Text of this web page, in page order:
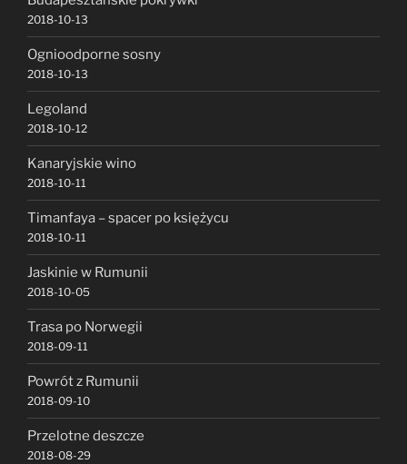
2018-10-13
Ognioodporne sosny
2018-10-13
Legoland
2018-10-12
Kanaryjskie wino
2018-10-11
Timanfaya – spacer po księżycu
2018-10-11
Jaskinie w Rumunii
2018-10-05
Trasa po Norwegii
2018-09-11
Powrót z Rumunii
2018-09-10
Przelotne deszcze
2018-08-29